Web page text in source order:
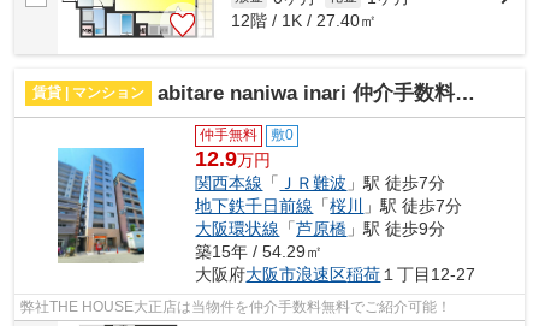
12階 / 1K / 27.40㎡
賃貸 | マンション abitare naniwa inari 仲介手数料無料
仲手無料 敷0
12.9万円
関西本線 「 ＪＲ難波 」駅 徒歩7分
地下鉄千日前線 「桜川
」駅 徒歩7分
大阪環状線 「芦原橋 」駅 徒歩9分
築15年 / 54.29㎡
大阪府大阪市浪速区稲荷 １丁目12-27
弊社THE HOUSE大正店は当物件を仲介手数料無料でご紹介可能！